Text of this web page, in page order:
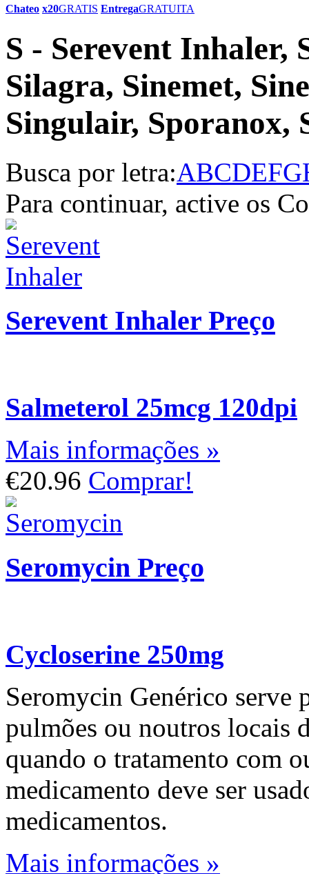
Chateo x20GRATIS EntregaGRATUITA
S - Serevent Inhaler,
Silagra, Sinemet,
Singulair, Sporanox,
Busca por letra:ABCDEFG
Para continuar, active os
Serevent Inhaler Preço
Salmeterol 25mcg 120dpi
Mais informações »
€20.96 Comprar!
Seromycin Preço
Cycloserine 250mg
Seromycin Genérico serve
pulmões ou noutros locais
quando o tratamento com
medicamento deve ser
medicamentos.
Mais informações »